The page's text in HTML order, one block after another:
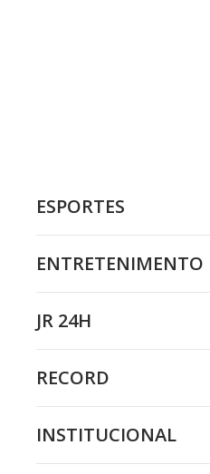
ESPORTES
ENTRETENIMENTO
JR 24H
RECORD
INSTITUCIONAL